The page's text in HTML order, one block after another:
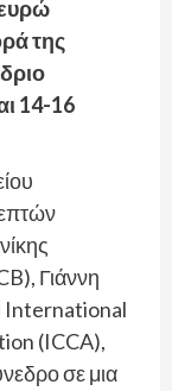
της
14-16
Γιάννη
International
(ICCA),
σε μια